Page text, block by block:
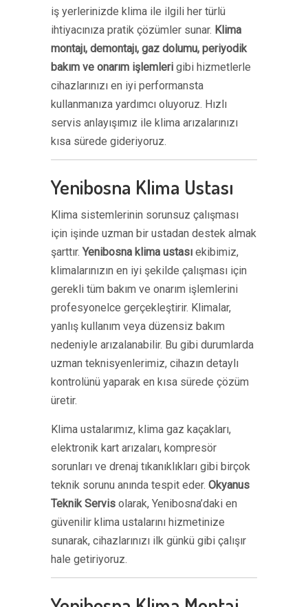
iş yerlerinizde klima ile ilgili her türlü
ihtiyacınıza pratik çözümler sunar. Klima
montajı, demontajı, gaz dolumu, periyodik
bakım ve onarım işlemleri gibi hizmetlerle
cihazlarınızı en iyi performansta
kullanmanıza yardımcı oluyoruz. Hızlı
servis anlayışımız ile klima arızalarınızı
kısa sürede gideriyoruz.
Yenibosna Klima Ustası
Klima sistemlerinin sorunsuz çalışması
için işinde uzman bir ustadan destek almak
şarttır.Yenibosna klima ustası ekibimiz,
klimalarınızın en iyi şekilde çalışması için
gerekli tüm bakım ve onarım işlemlerini
profesyonelce gerçekleştirir. Klimalar,
yanlış kullanım veya düzensiz bakım
nedeniyle arızalanabilir. Bu gibi durumlarda
uzman teknisyenlerimiz, cihazın detaylı
kontrolünü yaparak en kısa sürede çözüm
üretir.
Klima ustalarımız, klima gaz kaçakları,
elektronik kart arızaları, kompresör
sorunları ve drenaj tıkanıklıkları gibi birçok
teknik sorunu anında tespit eder. Okyanus
Teknik Servis olarak, Yenibosna’daki en
güvenilir klima ustalarını hizmetinize
sunarak, cihazlarınızı ilk günkü gibi çalışır
hale getiriyoruz.